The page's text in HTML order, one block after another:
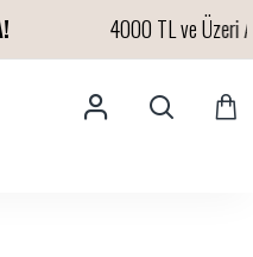
4000 TL ve Üzeri